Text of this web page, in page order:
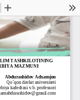
In
ASOSLANGAN TARBIYA
-15aprel
TASHKILOTINING
MAZMUNI
Abdurashidov Adxamjon
Qo`qon davlat universiteti
kafedrasi v.b. professori